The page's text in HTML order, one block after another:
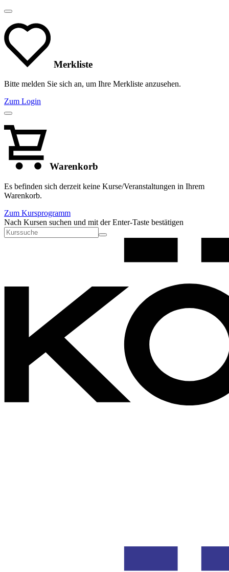
Merkliste
Bitte melden Sie sich an, um Ihre Merkliste anzusehen.
Zum Login
Warenkorb
Es befinden sich derzeit keine Kurse/Veranstaltungen in Ihrem
Warenkorb.
Zum Kursprogramm
Nach Kursen suchen und mit der Enter-Taste bestätigen